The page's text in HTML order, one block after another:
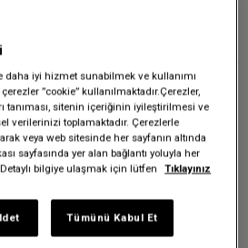
Çok Satanlar
daha iyi hizmet sunabilmek ve kullanımı
”cookie” kullanılmaktadır.Çerezler,
tanıması, sitenin içeriğinin iyileştirilmesi ve
verilerinizi toplamaktadır. Çerezlerle
veya web sitesinde her sayfanın altında
sayfasında yer alan bağlantı yoluyla her
bilgiye ulaşmak için lütfen
Tıklayınız
Tümünü Kabul Et